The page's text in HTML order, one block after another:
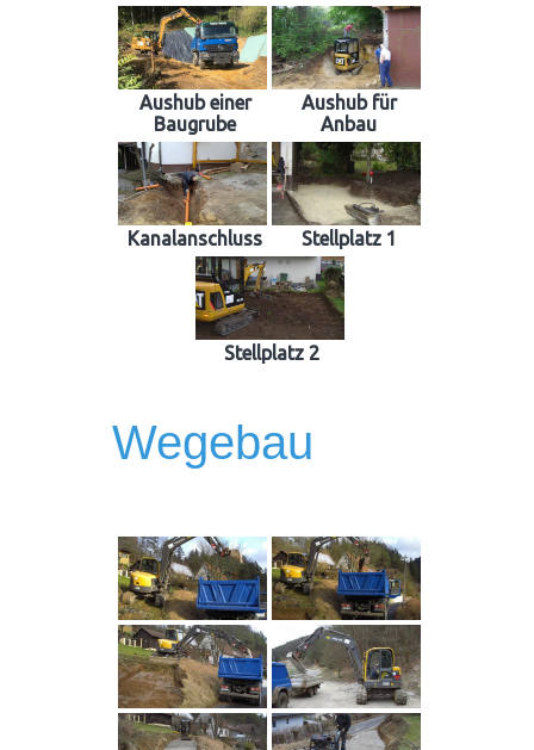
Aushub einer
Baugrube
Aushub für
Anbau
Kanalanschluss Stellplatz 1
Stellplatz 2
Wegebau